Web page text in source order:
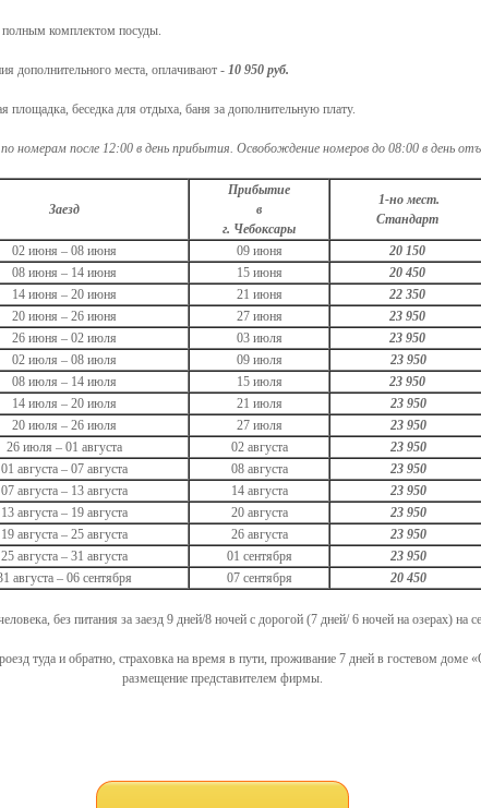
полным комплектом посуды.
дополнительного места, оплачивают - 10 950 руб.
площадка, беседка для отдыха, баня за дополнительную плату.
по номерам после 12:00 в день прибытия. Освобождение номеров до 08:00 в день
Заезд
Прибытие
в
г. Чебоксары
1-но мест.
Стандарт
02 июня – 08 июня 09 июня 20 150
08 июня – 14 июня 15 июня 20 450
14 июня – 20 июня 21 июня 22 350
20 июня – 26 июня 27 июня 23 950
26 июня – 02 июля 03 июля 23 950
02 июля – 08 июля 09 июля 23 950
08 июля – 14 июля 15 июля 23 950
14 июля – 20 июля 21 июля 23 950
20 июля – 26 июля 27 июля 23 950
26 июля – 01 августа 02 августа 23 950
01 августа – 07 августа 08 августа 23 950
07 августа – 13 августа 14 августа 23 950
13 августа – 19 августа 20 августа 23 950
19 августа – 25 августа 26 августа 23 950
25 августа – 31 августа 01 сентября 23 950
августа – 06 сентября 07 сентября 20 450
без питания за заезд 9 дней/8 ночей с дорогой (7 дней/ 6 ночей на озерах) на
туда и обратно, страховка на время в пути, проживание 7 дней в гостевом доме
размещение представителем фирмы.